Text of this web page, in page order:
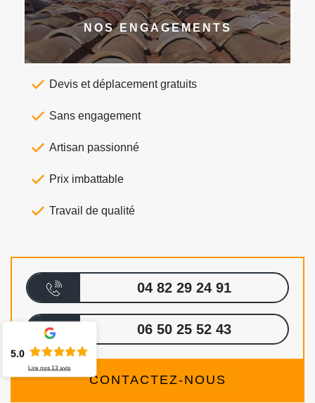
NOS ENGAGEMENTS
Devis et déplacement gratuits
Sans engagement
Artisan passionné
Prix imbattable
Travail de qualité
04 82 29 24 91
06 50 25 52 43
CONTACTEZ-NOUS
5.0
Lire nos13 avis